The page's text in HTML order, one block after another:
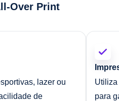
Over Print
lazer ou
de
para